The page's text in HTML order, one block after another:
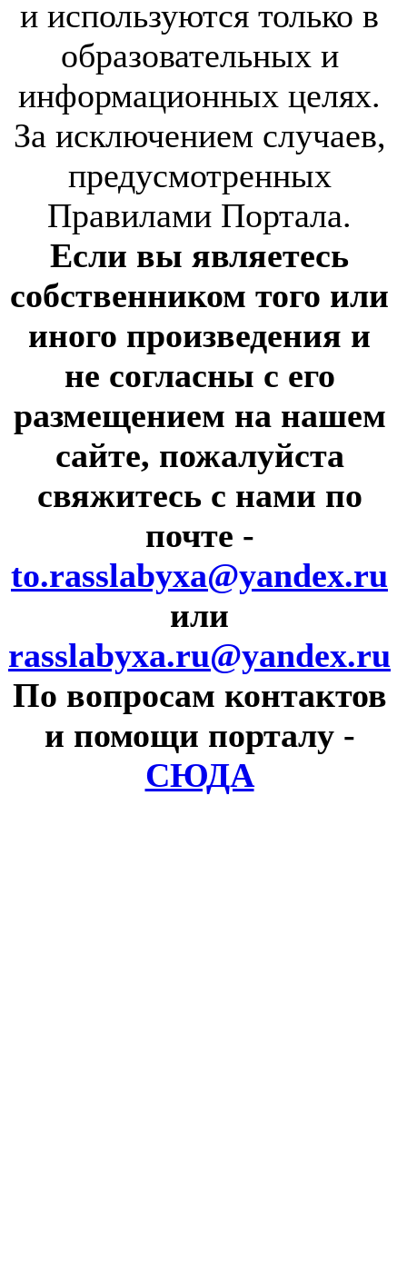
и используются только в
образовательных и
информационных целях.
За исключением случаев,
предусмотренных
Правилами Портала.
Если вы являетесь
собственником того или
иного произведения и
не согласны с его
размещением на нашем
сайте, пожалуйста
свяжитесь с нами по
почте -
to.rasslabyxa@yandex.ru
или
rasslabyxa.ru@yandex.ru
По вопросам контактов
и помощи порталу -
СЮДА